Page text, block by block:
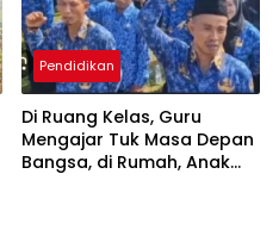
Pendidikan
Di Ruang Kelas, Guru
Mengajar Tuk Masa Depan
Bangsa, di Rumah, Anak